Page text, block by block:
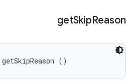
getSkipReason
getSkipReason ()